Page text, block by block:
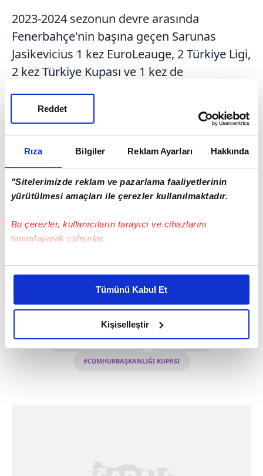
Rıza Bilgiler Reklam Ayarları Hakkında
"Sitelerimizde reklam ve pazarlama faaliyetlerinin
yürütülmesi amaçları ile çerezler kullanılmaktadır.
Bu çerezler, kullanıcıların tarayıcı ve cihazlarını
tanımlayarak çalışırlar.
Bu çerezlere izin vermeniz halinde sizlere özel
daha iyi reklam deneyimi yaşatabiliriz. Bunu yaparken
amacımızın size daha iyi bir reklam deneyimi sunmak
olduğunu ve sizlere en iyi içerikleri sunabilmek adına
elimizden gelen çabayı gösterdiğimizi ve bu noktada,
reklamların maliyetlerimizi karşılamak noktasında tek gelir
kalemimiz olduğunu sizlere hatırlatmak isteriz.
Sitemizde kendimize ve üçüncü kişilere ait çerezler
Tümünü Kabul Et
Kişiselleştir
Reddet
2023-2024 sezonun devre arasında
Fenerbahçe'nin başına geçen Sarunas
Jasikevicius 1 kez EuroLeauge, 2Türkiye Ligi,
2 kezTürkiye Kupası ve 1 kez de
yaşadı.
#FENERBAHÇE BEKO ERKEK BASKETBOL TAKIMI
#TÜRKİYE LİGİ #TÜRKİYE KUPASI
#SARUNAS JASİKEVİCİUS #FENERBAHÇE
#CUMHURBAŞKANLIĞI KUPASI